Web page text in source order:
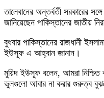
তালেবানের অন্তর্বর্তী সরকারের
জানিয়েছেন পাকিস্তানের জাতীয়
বুধবার পাকিস্তানের রাজধানী
ইউসূফ এ আহ্বান জানান।
মুয়িদ ইউসূফ বলেন, আমরা নিশ্চিত
ভুলগুলো আবার না করার গুরুত্ব